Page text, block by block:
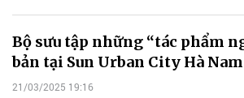
Bộ sưu tập những “tác phẩm
bản tại Sun Urban City Hà Nam
21/03/2025 19:16